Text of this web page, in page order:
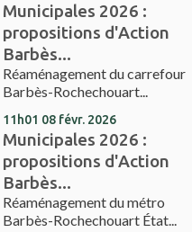
Municipales 2026 :
propositions d'Action
Barbès...
Réaménagement du carrefour
Barbès-Rochechouart...
11h01 08 févr. 2026
Municipales 2026 :
propositions d'Action
Barbès...
Réaménagement du métro
Barbès-Rochechouart État...